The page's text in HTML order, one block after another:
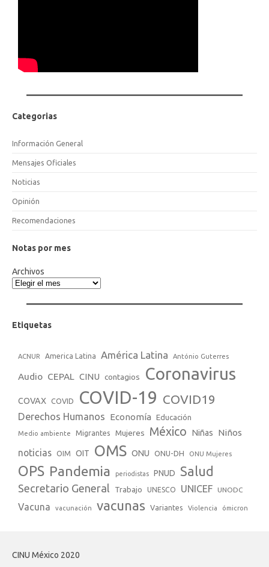
Categorias
Información General
Mensajes Oficiales
Noticias
Opinión
Recomendaciones
Notas por mes
Archivos
Etiquetas
ACNUR America Latina América Latina António Guterres
Audio CEPAL CINU contagios Coronavirus
COVAX COVID COVID-19 COVID19
Derechos Humanos Economía Educación
Medio ambiente Migrantes Mujeres México Niñas Niños
noticias OIM OIT OMS ONU ONU-DH ONU Mujeres
OPS Pandemia periodistas PNUD Salud
Secretario General Trabajo UNESCO UNICEF UNODC
Vacuna vacunación vacunas Variantes Violencia ómicron
CINU México 2020